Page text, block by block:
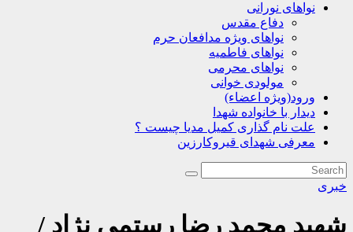
نواهای نورانی
دفاع مقدس
نواهای ویژه مدافعان حرم
نواهای فاطمیه
نواهای محرمی
مولودی خوانی
ورود(ویژه اعضاء)
دیدار با خانواده شهدا
علت نام گذاری کمیل مدیا چیست ؟
معرفی شهدای قیروکارزین
خبری
شهید محمد رضا رستمی نژاد /